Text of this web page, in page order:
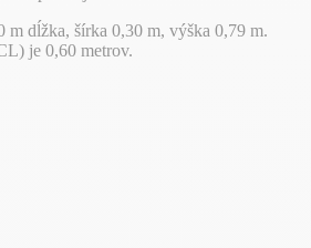
m dĺžka, šírka 0,30 m, výška 0,79 m.
je 0,60 metrov.